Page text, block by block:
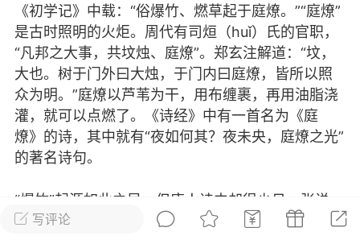
1 6.8k
两三年来我经常在考虑一个问
题：讳疾忌医究竟好不好？我的回答
是：不好。但也有人不同意我的想
法，他...
0
写评论
《初学记》中载：“俗爆竹、燃草起于庭燎。”“庭燎”
是古时照明的火炬。周代有司烜（huǐ）氏的官职，
“凡邦之大事，共坟烛、庭燎”。郑玄注解道：“坟，
大也。树于门外曰大烛，于门内曰庭燎，皆所以照
众为明。”庭燎以芦苇为干，用布缠裹，再用油脂浇
灌，就可以点燃了。《诗经》中有一首名为《庭
燎》的诗，其中就有“夜如何其？夜未央，庭燎之光”
的著名诗句。
“爆竹”起源如此之早，但唐人诗中却很少见。张说
《岳州守岁》：“桃枝堪辟恶，爆竹好惊眠。歌舞留